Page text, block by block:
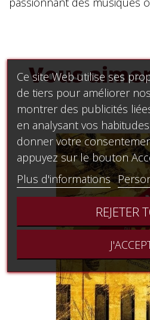
Vous
Ce site Web utilise ses
de tiers pour améliorer
montrer des publicités
en analysant vos
donner votre
appuyez sur le bouton
Plus d'informations
REJETER